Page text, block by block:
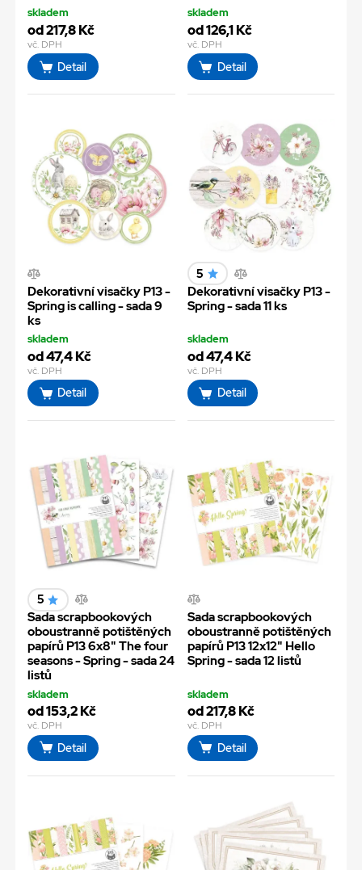
skladem
od 217,8 Kč
vč. DPH
Detail
skladem
od 126,1 Kč
vč. DPH
Detail
Dekorativní visačky P13 -
Spring is calling - sada 9
ks
skladem
od 47,4 Kč
vč. DPH
Detail
5
Dekorativní visačky P13 -
Spring - sada 11 ks
skladem
od 47,4 Kč
vč. DPH
Detail
5
Sada scrapbookových
oboustranně potištěných
papírů P13 6x8" The four
seasons - Spring - sada 24
listů
skladem
od 153,2 Kč
vč. DPH
Detail
Sada scrapbookových
oboustranně potištěných
papírů P13 12x12" Hello
Spring - sada 12 listů
skladem
od 217,8 Kč
vč. DPH
Detail